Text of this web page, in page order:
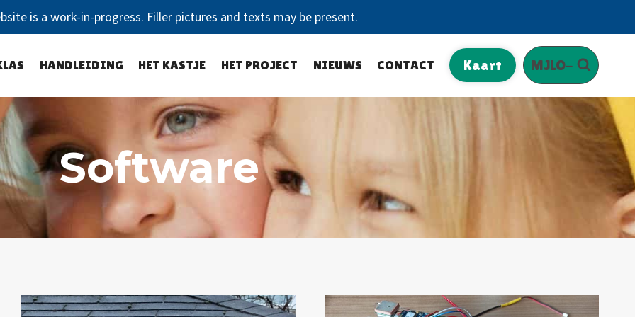
is a work-in-progress. Filler pictures and texts may be present.
HANDLEIDING HET KASTJE HET PROJECT NIEUWS CONTACT Kaart MJLO-
Software